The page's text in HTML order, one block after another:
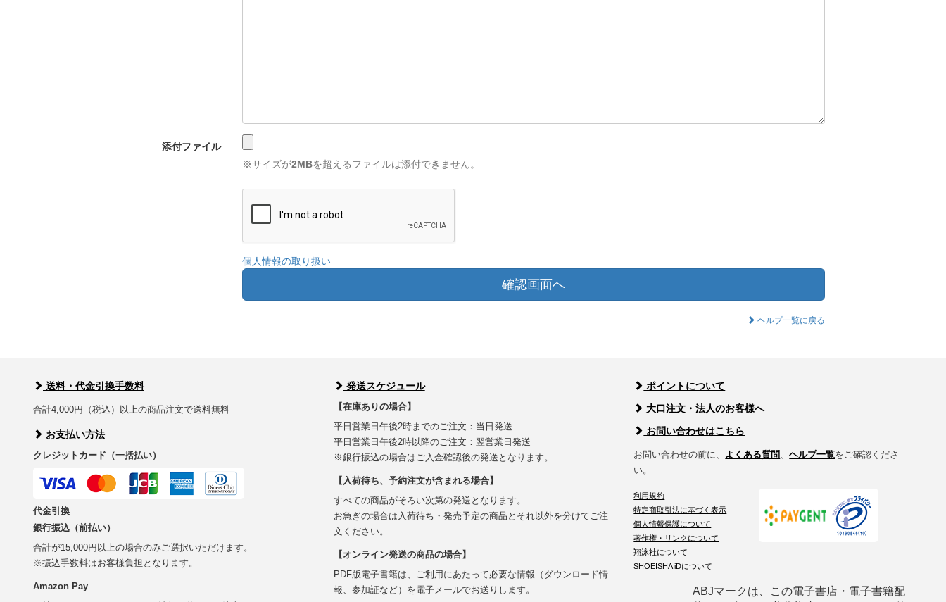
添付ファイル
※サイズが2MBを超えるファイルは添付できません。
個人情報の取り扱い
確認画面へ
ヘルプ一覧に戻る
送料・代金引換手数料
合計4,000円（税込）以上の商品注文で送料無料
お支払い方法
クレジットカード（一括払い）
代金引換
銀行振込（前払い）
合計が15,000円以上の場合のみご選択いただけます。
※振込手数料はお客様負担となります。
Amazon Pay
発送スケジュール
【在庫ありの場合】
平日営業日午後2時までのご注文：当日発送
平日営業日午後2時以降のご注文：翌営業日発送
※銀行振込の場合はご入金確認後の発送となります。
【入荷待ち、予約注文が含まれる場合】
すべての商品がそろい次第の発送となります。
お急ぎの場合は入荷待ち・発売予定の商品とそれ以外を分けてご注
文ください。
【オンライン発送の商品の場合】
PDF版電子書籍は、ご利用にあたって必要な情報（ダウンロード情
報、参加証など）を電子メールでお送りします。
ポイントについて
大口注文・法人のお客様へ
お問い合わせはこちら
お問い合わせの前に、 よくある質問、ヘルプ一覧をご確認くださ
い。
利用規約
特定商取引法に基づく表示
個人情報保護について
著作権・リンクについて
翔泳社について
SHOEISHA iDについて
ABJマークは、この電子書店・電子書籍配